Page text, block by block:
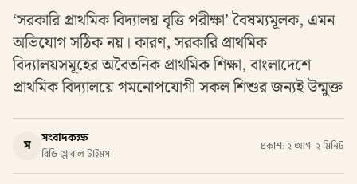
‘সরকারি প্রাথমিক বিদ্যালয় বৃত্তি পরীক্ষা’ বৈষম্যমূলক, এমন
অভিযোগ সঠিক নয়। কারণ, সরকারি প্রাথমিক
বিদ্যালয়সমূহের অবৈতনিক প্রাথমিক শিক্ষা, বাংলাদেশে
প্রাথমিক বিদ্যালয়ে গমনোপযোগী সকল শিশুর জন্যই উন্মুক্ত
স সংবাদকক্ষ
বিডি গ্লোবাল টাইমস
প্রকাশ: ২ আগ· ২ মিনিট